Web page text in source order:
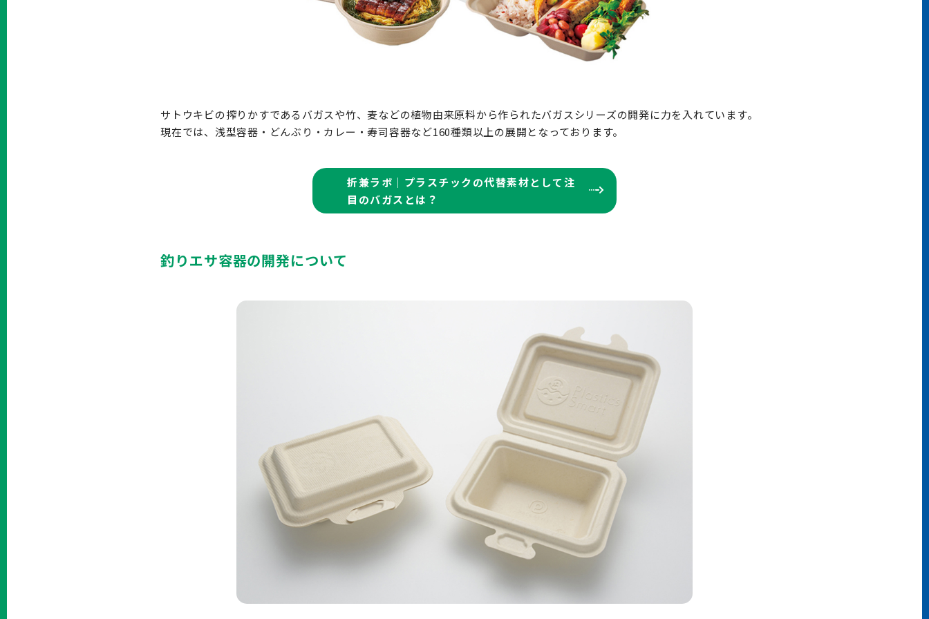
サトウキビの搾りかすであるバガスや竹、麦などの植物由来原料から作られたバガスシリーズの開発に力を入れています。
現在では、浅型容器・どんぶり・カレー・寿司容器など160種類以上の展開となっております。
折兼ラボ｜プラスチックの代替素材として注
目のバガスとは？
釣りエサ容器の開発について